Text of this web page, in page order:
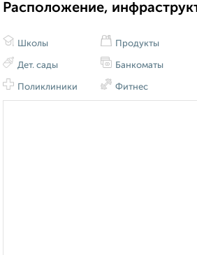
Расположение,
Школы
Дет. сады
Поликлиники
Продукты
Банкоматы
Фитнес